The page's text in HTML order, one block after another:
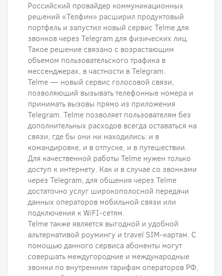
Российский провайдер коммуникационных
решений «Телфин» расширил продуктовый
портфель и запустил новый сервис Telme для
звонков через Telegram для физических лиц.
Такое решение связано с возрастающим
объемом пользовательского трафика в
мессенджерах, в частности в Telegram.
Telme — новый сервис голосовой связи,
позволяющий вызывать телефонные номера и
принимать вызовы прямо из приложения
Telegram. Telme позволяет пользователям без
дополнительных расходов всегда оставаться на
связи, где бы они ни находились: и в
командировке, и в отпуске, и в путешествии.
Для качественной работы Telme нужен только
доступ к интернету. Как и в случае со звонками
через Telegram, для общения через Telme
достаточно услуг широкополосной передачи
данных операторов мобильной связи или
подключения к WiFI-сетям.
Telme также является выгодной и удобной
альтернативой роумингу и travel SIM-картам. С
помощью данного сервиса абоненты могут
совершать междугородние и международные
звонки по внутренним тарифам операторов РФ,